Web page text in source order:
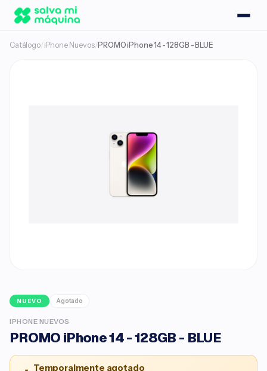
Catálogo/ iPhone Nuevos/ PROMO iPhone 14 - 128GB - BLUE
NUEVO Agotado
IPHONE NUEVOS
PROMO iPhone 14 - 128GB - BLUE
Temporalmente agotado